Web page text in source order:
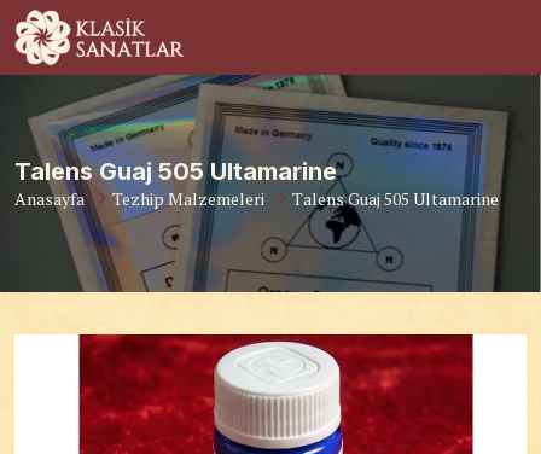
Talens Guaj 505 Ultamarine
Anasayfa Tezhip Malzemeleri Talens Guaj 505 Ultamarine